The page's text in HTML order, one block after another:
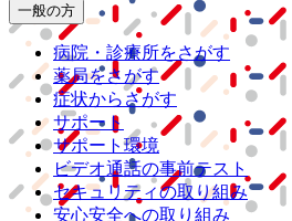
一般の方
病院・診療所をさがす
薬局をさがす
症状からさがす
サポート
サポート環境
ビデオ通話の事前テスト
セキュリティの取り組み
安心安全への取り組み